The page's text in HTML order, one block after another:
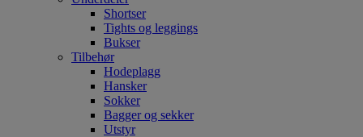
Shortser
Tights og leggings
Bukser
Tilbehør
Hodeplagg
Hansker
Sokker
Bagger og sekker
Utstyr